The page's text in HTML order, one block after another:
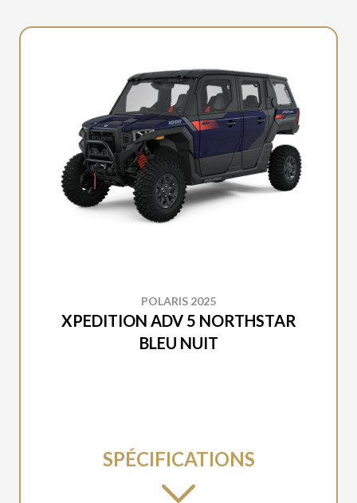
POLARIS 2025
XPEDITION ADV 5 NORTHSTAR
BLEU NUIT
SPÉCIFICATIONS